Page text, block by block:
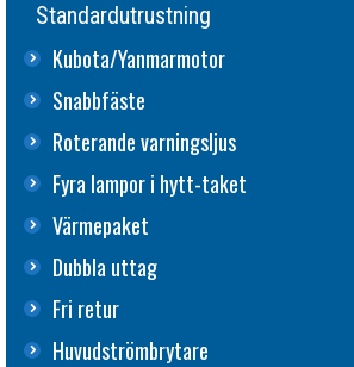
Standardutrustning
Kubota/Yanmarmotor
Snabbfäste
Roterande varningsljus
Fyra lampor i hytt-taket
Värmepaket
Dubbla uttag
Fri retur
Huvudströmbrytare